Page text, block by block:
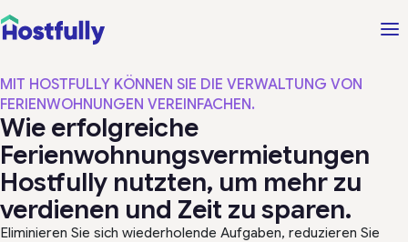
MIT HOSTFULLY KÖNNEN SIE DIE VERWALTUNG VON
FERIENWOHNUNGEN VEREINFACHEN.
Wie erfolgreiche
Ferienwohnungsvermietungen
Hostfully nutzten, um mehr zu
verdienen und Zeit zu sparen.
Eliminieren Sie sich wiederholende Aufgaben, reduzieren Sie